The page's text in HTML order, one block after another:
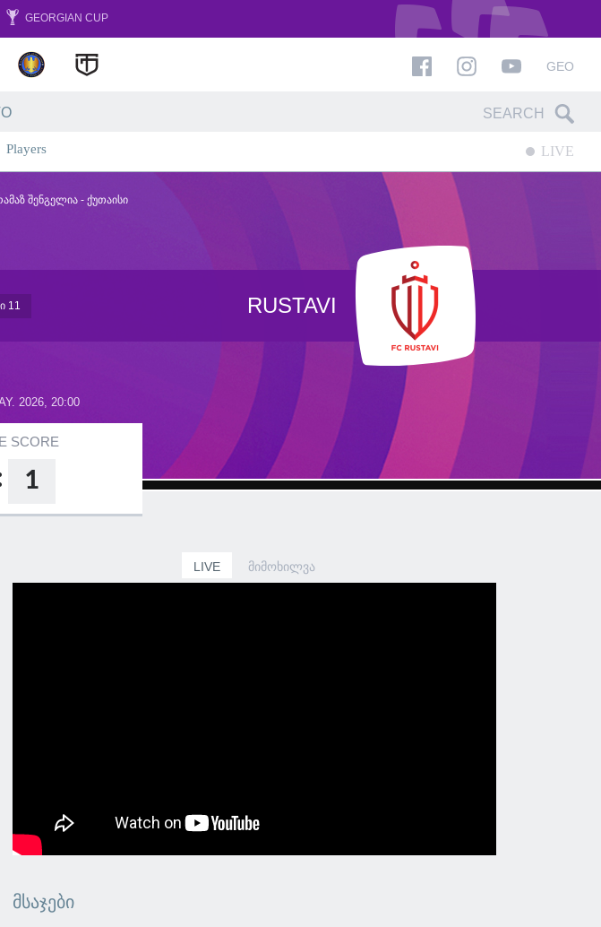
GEORGIAN CUP
GEO
Players LIVE
ᲨᲔᲜᲒᲔᲚᲘᲐ - ᲥᲣᲗᲐᲘᲡᲘ
11 RUSTAVI
2026, 20:00
SCORE
1
LIVE ᲛᲘᲛᲝᲮᲘᲚᲕᲐ
ᲛᲡᲐᲯᲔᲑᲘ